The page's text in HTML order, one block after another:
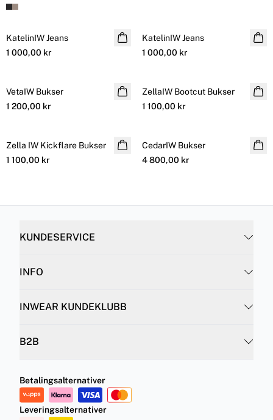
KatelinIW Jeans
1 000,00 kr
KatelinIW Jeans
1 000,00 kr
VetaIW Bukser
1 200,00 kr
ZellaIW Bootcut Bukser
1 100,00 kr
Zella IW Kickflare Bukser
1 100,00 kr
CedarIW Bukser
4 800,00 kr
KUNDESERVICE
INFO
INWEAR KUNDEKLUBB
B2B
Betalingsalternativer
Leveringsalternativer